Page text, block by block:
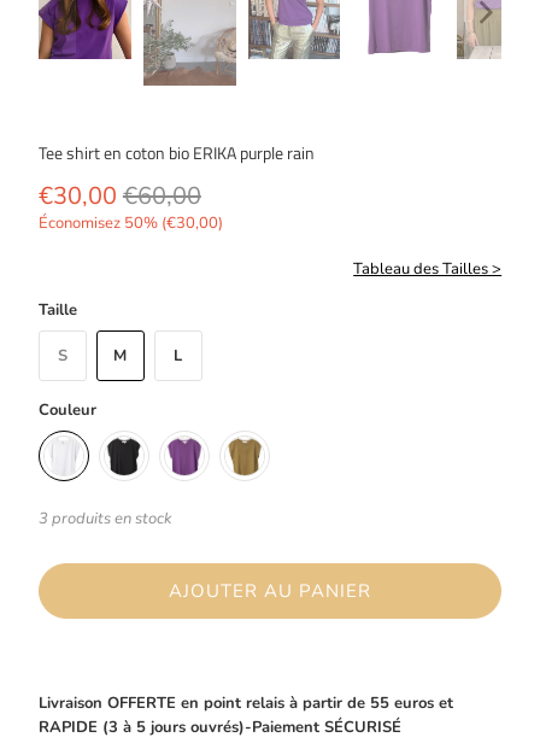
Tee shirt en coton bio ERIKA purple rain
€30,00 €60,00
Économisez 50% (€30,00)
Tableau des Tailles >
Taille
S M L
Couleur
3 produits en stock
AJOUTER AU PANIER
Livraison OFFERTE en point relais à partir de 55 euros et
RAPIDE (3 à 5 jours ouvrés)-Paiement SÉCURISÉ